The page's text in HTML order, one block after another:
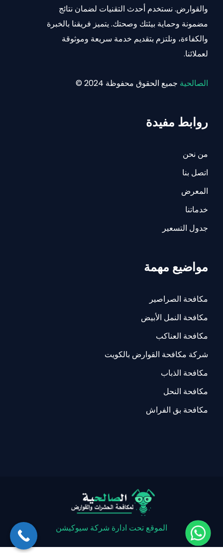
والقوارض. نستخدم أحدث التقنيات لضمان نتائج
مضمونة وحماية بيئتك وصحتك. يتميز فريقنا بالخبرة
والكفاءة، ونلتزم بتقديم خدمة سريعة وموثوقة
لعملائنا.
الصالحية جميع الحقوق محفوظة 2024 ©
روابط مفيدة
من نحن
اتصل بنا
المعرض
خدماتنا
جدول التسعير
مواضيع مهمة
مكافحة الصراصير
مكافحة النمل الأبيض
مكافحة العناكب
شركة مكافحة القوارض بالكويت
مكافحة الذباب
مكافحة النحل
مكافحة بق الفراش
الموقع تحت ادارة شركة سيوكيشن